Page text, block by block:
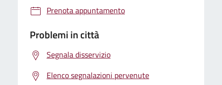
Prenota appuntamento
Problemi in città
Segnala disservizio
Elenco segnalazioni pervenute